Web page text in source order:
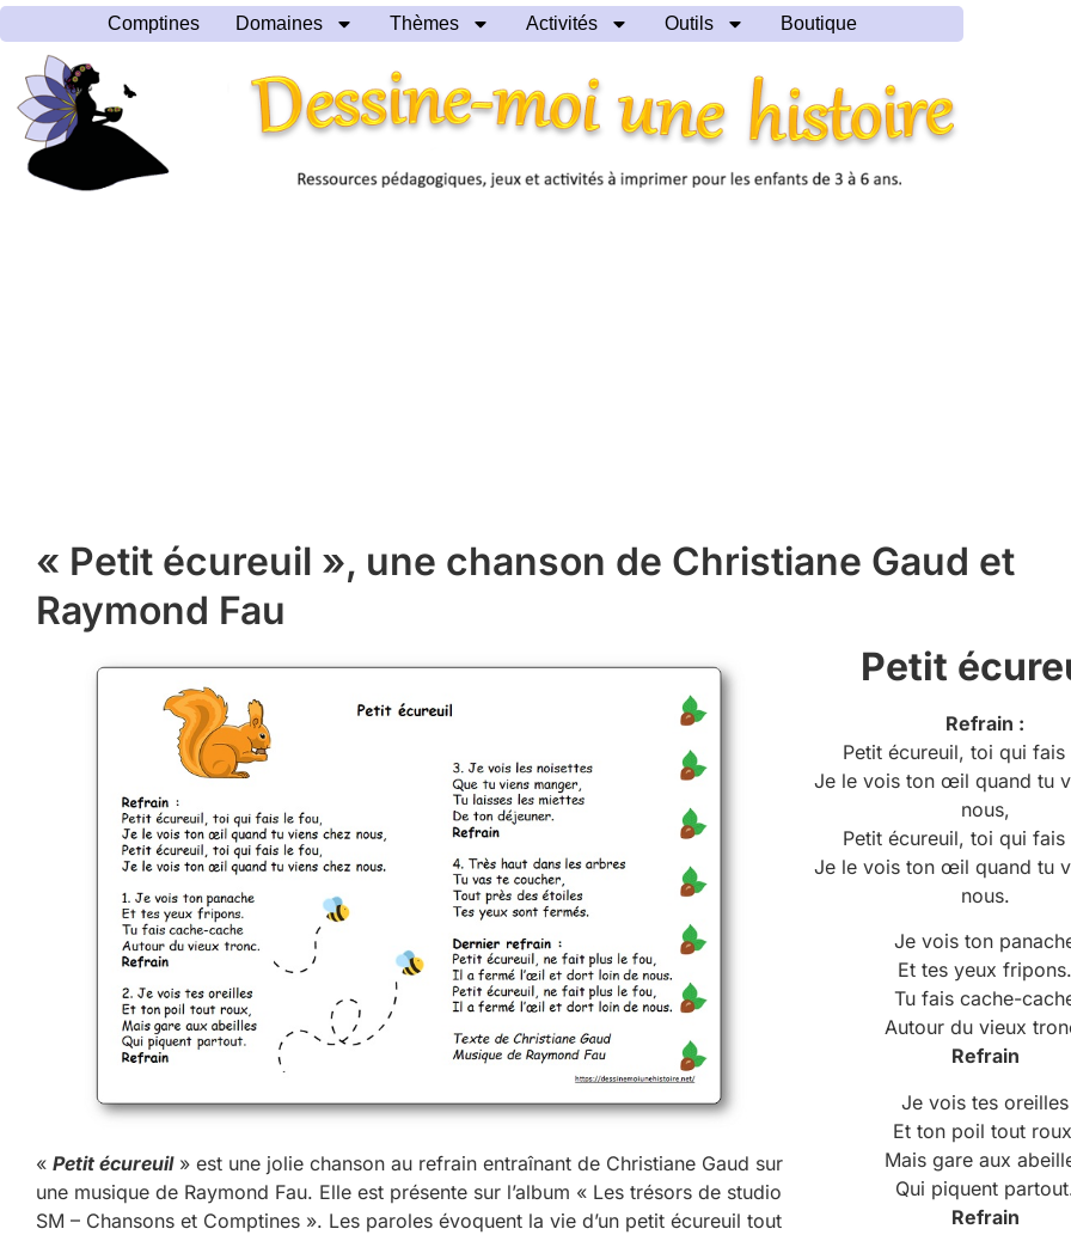
Comptines Domaines Thèmes Activités Outils Boutique
« Petit écureuil », une chanson de Christiane Gaud et
Raymond Fau
« Petit écureuil» est une jolie chanson au refrain entraînant de Christiane Gaud sur
une musique de Raymond Fau. Elle est présente sur l’album « Les trésors de studio
SM – Chansons et Comptines ». Les paroles évoquent la vie d’un petit écureuil tout
Petit
Refrain :
Petit écureuil, toi qui
Je le vois ton œil quand tu
nous,
Petit écureuil, toi qui
Je le vois ton œil quand tu
nous.
Je vois ton
Et tes yeux
Tu fais cache-
Autour du vieux
Refrain
Je vois tes oreilles
Et ton poil tout
Mais gare aux
Qui piquent
Refrain